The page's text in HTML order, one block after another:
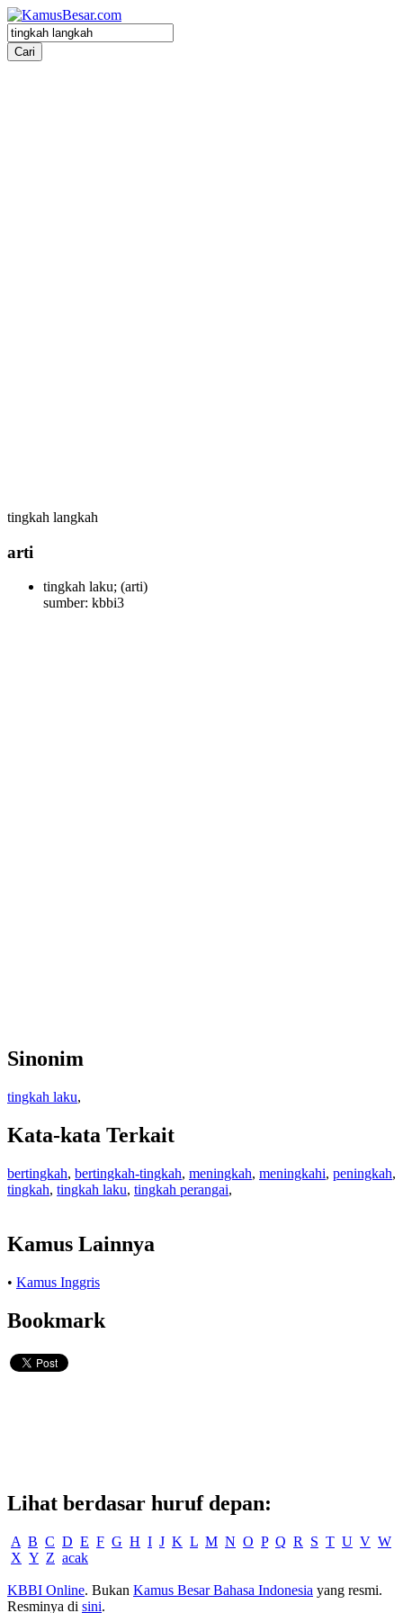
tingkah langkah
arti
tingkah laku; (arti)
sumber: kbbi3
Sinonim
tingkah laku,
Kata-kata Terkait
bertingkah, bertingkah-tingkah, meningkah, meningkahi, peningkah,
tingkah, tingkah laku, tingkah perangai,
Kamus Lainnya
• Kamus Inggris
Bookmark
Lihat berdasar huruf depan:
A B C D E F G H I J K L M N O P Q R S T U V W
X Y Z acak
KBBI Online. Bukan Kamus Besar Bahasa Indonesia yang resmi.
Resminya di sini.